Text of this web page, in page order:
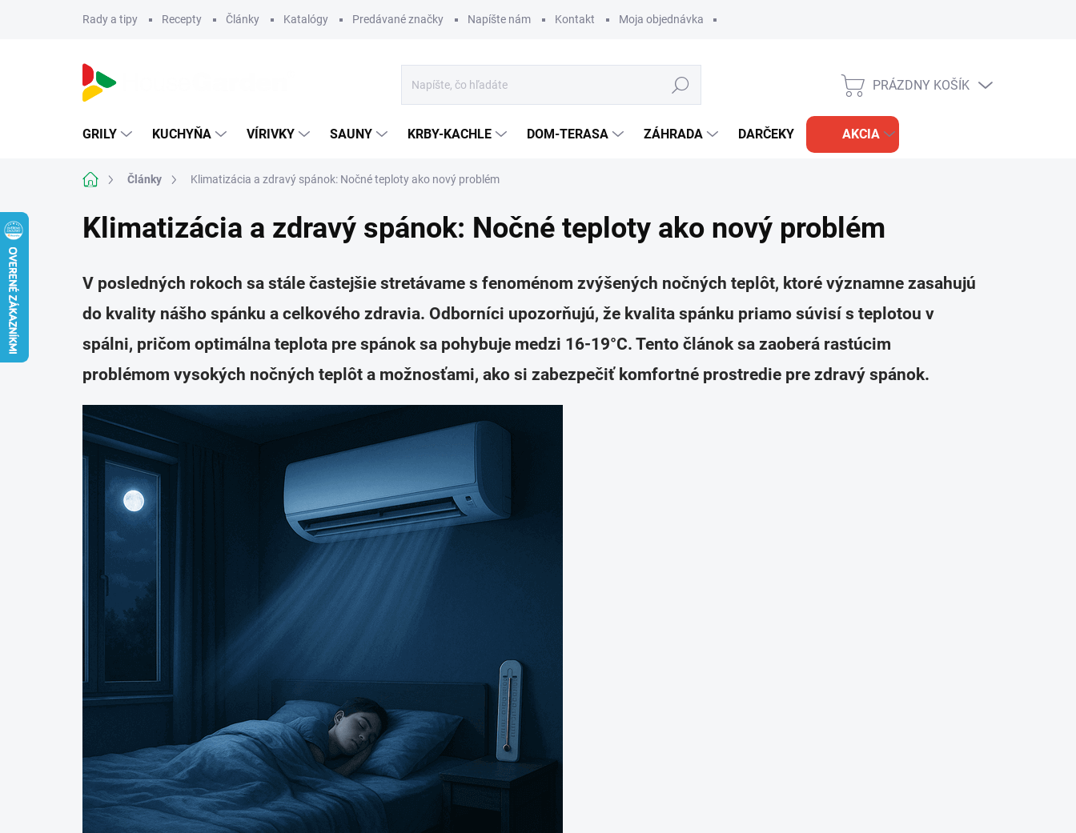
Rady a tipy Recepty Články Katalógy Predávané značky Napíšte nám Kontakt Moja objednávka
Hľadať
NÁKUPNÝ
PRÁZDNY KOŠÍK
GRILY KUCHYŇA VÍRIVKY SAUNY KRBY-KACHLE DOM-TERASA ZÁHRADA DARČEKY AKCIA
DomovČlánky Klimatizácia a zdravý spánok: Nočné teploty ako nový problém
Klimatizácia a zdravý spánok: Nočné teploty ako nový problém
V posledných rokoch sa stále častejšie stretávame s fenoménom zvýšených nočných teplôt, ktoré významne zasahujú
do kvality nášho spánku a celkového zdravia. Odborníci upozorňujú, že kvalita spánku priamo súvisí s teplotou v
spálni, pričom optimálna teplota pre spánok sa pohybuje medzi 16-19°C. Tento článok sa zaoberá rastúcim
problémom vysokých nočných teplôt a možnosťami, ako si zabezpečiť komfortné prostredie pre zdravý spánok.